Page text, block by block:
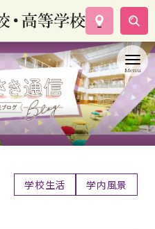
介
活
報
求
合わせ
学校生活 学内風景